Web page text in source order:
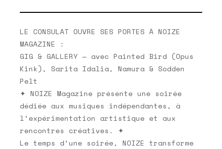
LE CONSULAT OUVRE SES PORTES À NOIZE
MAGAZINE :
GIG & GALLERY — avec Painted Bird (Opus
Kink), Sarita Idalia, Namura & Sodden
Pelt
✦ NOIZE Magazine présente une soirée
dédiée aux musiques indépendantes, à
l’expérimentation artistique et aux
rencontres créatives. ✦
Le temps d’une soirée, NOIZE transforme